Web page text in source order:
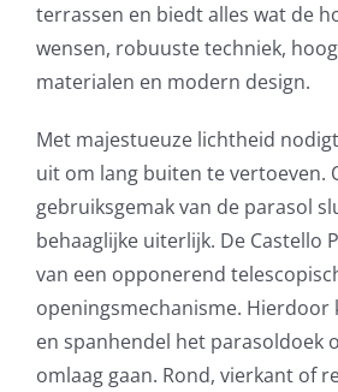
terrassen en biedt alles wat de
wensen, robuuste techniek,
materialen en modern design.
Met majestueuze lichtheid
uit om lang buiten te vertoeven.
gebruiksgemak van de parasol
behaaglijke uiterlijk. De Castello
van een opponerend
openingsmechanisme. Hierdoor
en spanhendel het parasoldoek
omlaag gaan. Rond, vierkant of